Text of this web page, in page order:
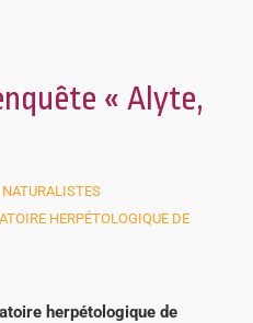
« Alyte,
NATURALISTES
HERPÉTOLOGIQUE DE
herpétologique de